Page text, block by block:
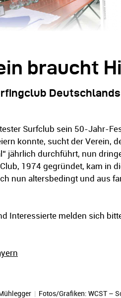
braucht
Surfclub sein 50-Jahr-
konnte, sucht der Verein,
jährlich durchführt, nun
1974 gegründet, kam in
nun altersbedingt und aus
Interessierte melden sich
| Fotos/Grafiken: WCST –